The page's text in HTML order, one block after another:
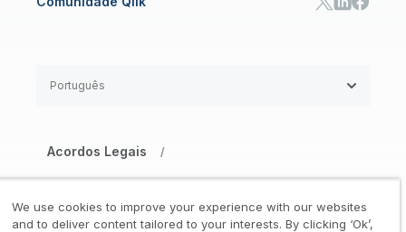
Acordos Legais /
Marcas Registradas / Confiança /
Português
We use cookies to improve your experience with our websites
and to deliver content tailored to your interests. By clicking ‘Ok’,